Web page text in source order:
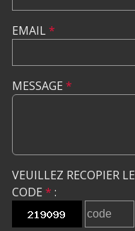
EMAIL*
MESSAGE *
VEUILLEZ RECOPIER LE
CODE * :